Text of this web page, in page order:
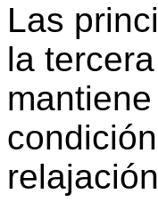
Las
la